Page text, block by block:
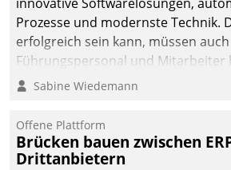
man auf
Cloudtechnologie,
bewährte und Startup-
agile Projektmethoden.
Prozesse und modernste Technik.
erfolgreich sein kann, müssen auch
Führungspersonal und Mitarbeiter
verändern und anzupassen, sonst
Sabine Wiedemann
Offene Plattform
Brücken bauen zwischen
Drittanbietern